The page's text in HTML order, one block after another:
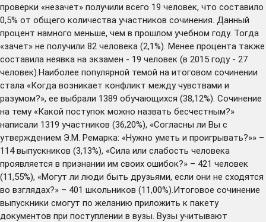
проверки «незачет» получили всего 19 человек, что составило
0,5% от общего количества участников сочинения. Данный
процент намного меньше, чем в прошлом учебном году. Тогда
«зачет» не получили 82 человека (2,1%). Менее процента также
составила неявка на экзамен - 19 человек (в 2015 году - 27
человек).Наиболее популярной темой на итоговом сочинении
стала «Когда возникает конфликт между чувствами и
разумом?», ее выбрали 1389 обучающихся (38,12%). Сочинение
на тему «Какой поступок можно назвать бесчестным?»
написали 1319 участников (36,20%), «Согласны ли Вы с
утверждением Э.М. Ремарка: «Нужно уметь и проигрывать?»» –
114 выпускников (3,13%), «Сила или слабость человека
проявляется в признании им своих ошибок?» – 421 человек
(11,55%), «Могут ли люди быть друзьями, если они не сходятся
во взглядах?» – 401 школьников (11,00%).Итоговое сочинение
выпускники смогут по желанию приложить к пакету
документов при поступлении в вузы. Вузы учитывают